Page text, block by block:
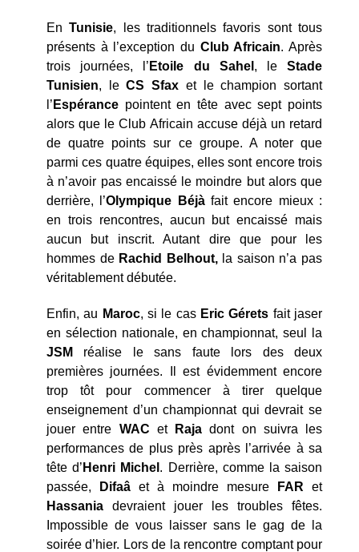
EnTunisie, les traditionnels favoris sont tous
présents à l’exception du Club Africain. Après
trois journées, l’ Etoile du Sahel , leStade
Tunisien, leCS Sfax et le champion sortant
l’ Espérance pointent en tête avec sept points
alors que le Club Africain accuse déjà un retard
de quatre points sur ce groupe. A noter que
parmi ces quatre équipes, elles sont encore trois
à n’avoir pas encaissé le moindre but alors que
derrière, l’Olympique Béjàfait encore mieux :
en trois rencontres, aucun but encaissé mais
aucun but inscrit. Autant dire que pour les
hommes de Rachid Belhout,la saison n’a pas
véritablement débutée.
Enfin, au Maroc, si le casEric Gérets fait jaser
en sélection nationale, en championnat, seul la
JSM
réalise le sans faute lors des deux
premières journées. Il est évidemment encore
trop tôt pour commencer à tirer quelque
enseignement d’un championnat qui devrait se
jouer entre WAC et Raja dont on suivra les
performances de plus près après l’arrivée à sa
tête d’ Henri Michel . Derrière, comme la saison
passée, Difaâ et à moindre mesure FAR et
Hassania devraient jouer les troubles fêtes.
Impossible de vous laisser sans le gag de la
soirée d’hier. Lors de la rencontre comptant pour